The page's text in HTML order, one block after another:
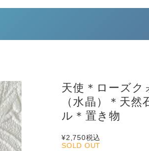
天使＊ローズク
（水晶）＊天
ル＊置き物
¥2,750税込
SOLD OUT